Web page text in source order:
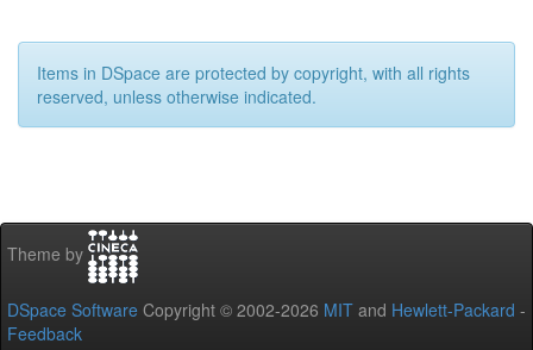
Items in DSpace are protected by copyright, with all rights
reserved, unless otherwise indicated.
Theme by
DSpace Software Copyright © 2002-2026 MIT and Hewlett-Packard -
Feedback